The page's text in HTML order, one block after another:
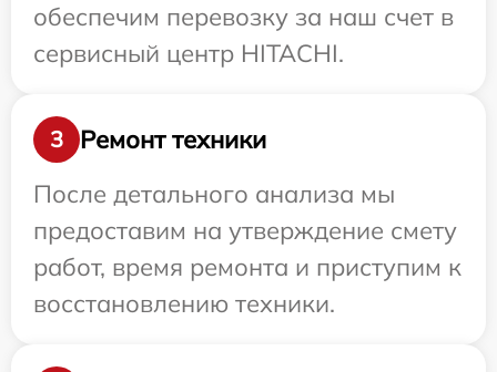
обеспечим перевозку за наш счет в
сервисный центр HITACHI.
3
Ремонт техники
После детального анализа мы
предоставим на утверждение смету
работ, время ремонта и приступим к
восстановлению техники.